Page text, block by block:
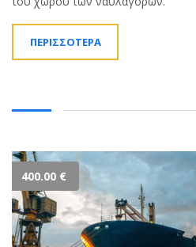
ΠΕΡΙΣΣΟΤΕΡΑ
400.00 €